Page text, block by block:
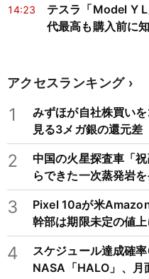
14:23
テスラ「Model Y
代最高も購入前に
アクセスランキング
1
みずほが自社株買い
見る3メガ銀の還元差
2
中国の火星探査車「
らできた一次蒸発岩
3
Pixel 10aが米
幹部は期限未定の値
4
スケジュール達成確
NASA「HALO」、月